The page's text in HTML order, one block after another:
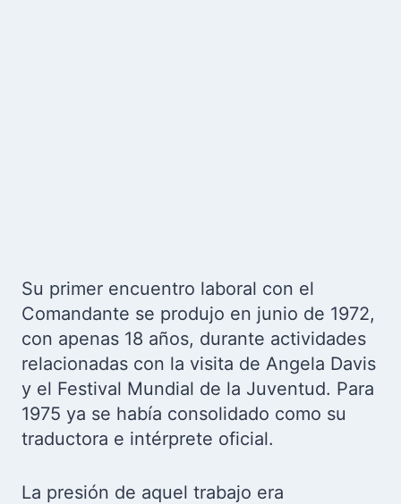
Su primer encuentro laboral con el
Comandante se produjo en junio de 1972,
con apenas 18 años, durante actividades
relacionadas con la visita de Angela Davis
y el Festival Mundial de la Juventud. Para
1975 ya se había consolidado como su
traductora e intérprete oficial.
La presión de aquel trabajo era